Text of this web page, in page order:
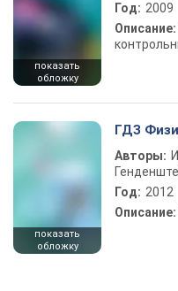
показать
обложку
Год: 2009
Описание:
показать
обложку
ГДЗ
Авторы:
Год: 2012
Описание: